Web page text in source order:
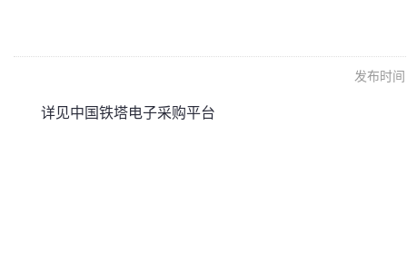
发布时
详见中国铁塔电子采购平台